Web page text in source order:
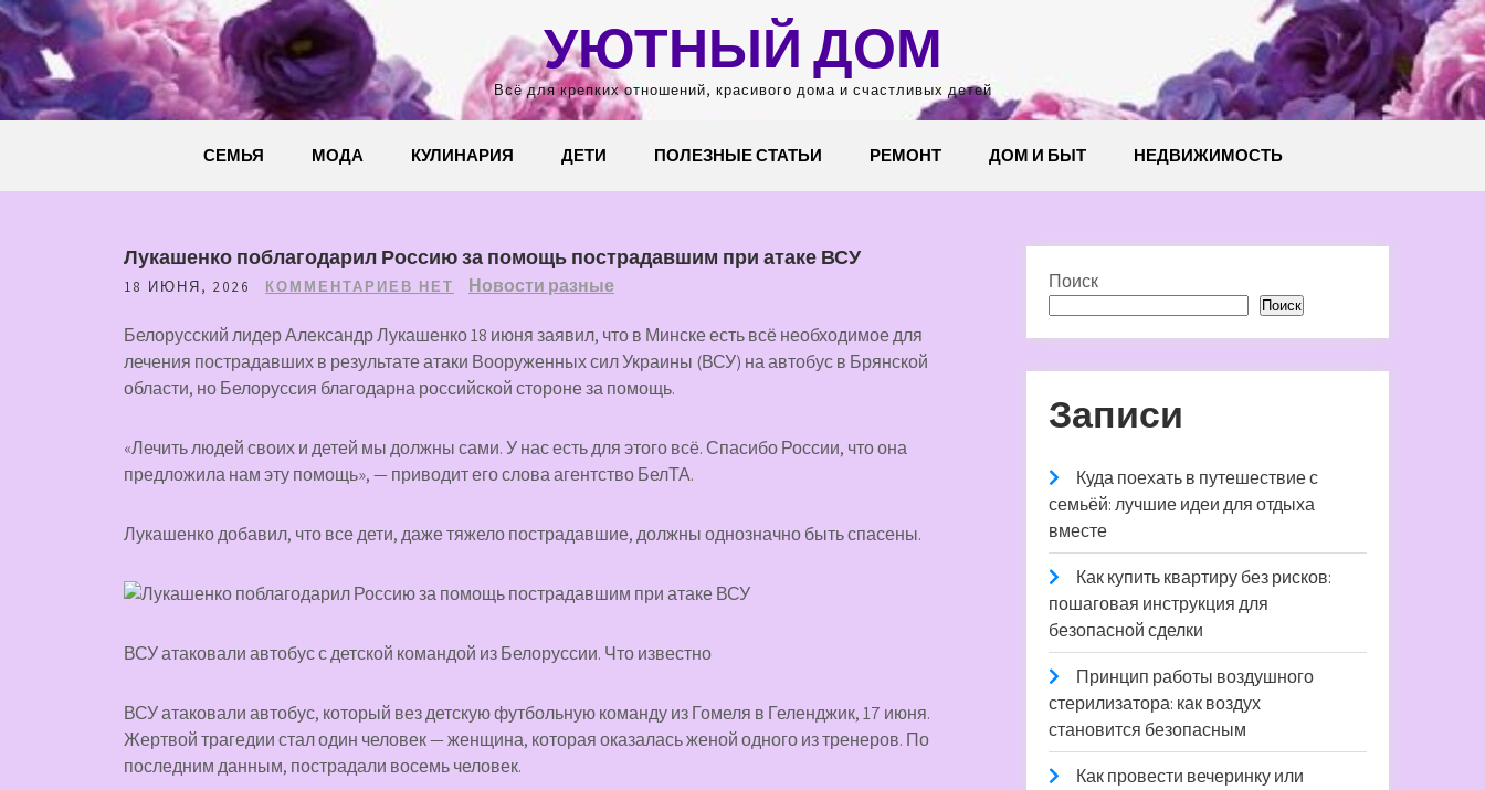
Перейти
содержимому
УЮТНЫЙ ДОМ
Всё для крепких отношений, красивого дома и счастливых детей
СЕМЬЯ МОДА КУЛИНАРИЯ ДЕТИ ПОЛЕЗНЫЕ СТАТЬИ РЕМОНТ ДОМ И БЫТ НЕДВИЖИМОСТЬ
Лукашенко поблагодарил Россию за помощь пострадавшим при атаке ВСУ
18 ИЮНЯ, 2026 КОММЕНТАРИЕВ НЕТ Новости разные
Белорусский лидер Александр Лукашенко 18 июня заявил, что в Минске есть всё необходимое для
лечения пострадавших в результате атаки Вооруженных сил Украины (ВСУ) на автобус в Брянской
области, но Белоруссия благодарна российской стороне за помощь.
«Лечить людей своих и детей мы должны сами. У нас есть для этого всё. Спасибо России, что она
предложила нам эту помощь», — приводит его слова агентство БелТА.
Лукашенко добавил, что все дети, даже тяжело пострадавшие, должны однозначно быть спасены.
ВСУ атаковали автобус с детской командой из Белоруссии. Что известно
ВСУ атаковали автобус, который вез детскую футбольную команду из Гомеля в Геленджик, 17 июня.
Жертвой трагедии стал один человек — женщина, которая оказалась женой одного из тренеров. По
последним данным, пострадали восемь человек.
Поиск
Поиск
Записи
Куда поехать в путешествие с
семьёй: лучшие идеи для отдыха
вместе
Как купить квартиру без рисков:
пошаговая инструкция для
безопасной сделки
Принцип работы воздушного
стерилизатора: как воздух
становится безопасным
Как провести вечеринку или